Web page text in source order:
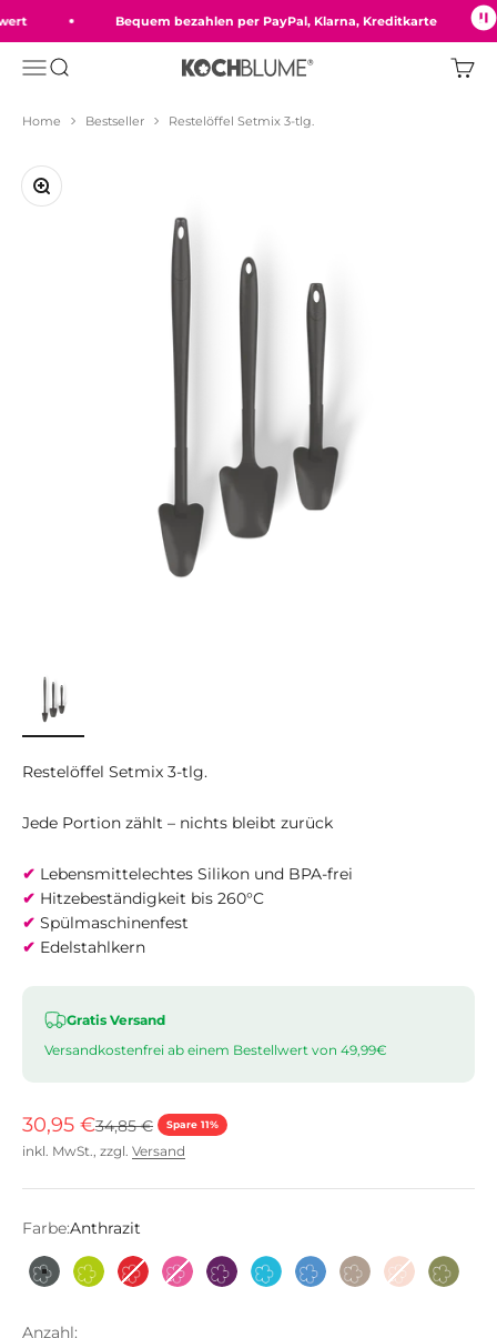
Bequem bezahlen per PayPal, Klarna, Kreditkarte
MenüSuche Kochblume GmbH
Home Bestseller Restelöffel Setmix 3-tlg.
Bild vergrößern
Restelöffel Setmix 3-tlg.
Jede Portion zählt – nichts bleibt zurück
✔ Lebensmittelechtes Silikon und BPA-frei
✔ Hitzebeständigkeit bis 260°C
✔ Spülmaschinenfest
✔ Edelstahlkern
Gratis Versand
Versandkostenfrei ab einem Bestellwert von 49,99€
Angebot
30,95 €Regulärer Preis
34,85 € Spare 11%
inkl. MwSt., zzgl. Versand
Farbe:Anthrazit
AnthrazitLimette
Rot Pink Lila TürkisHellblauTaupeAltrosaOlive
Anzahl: